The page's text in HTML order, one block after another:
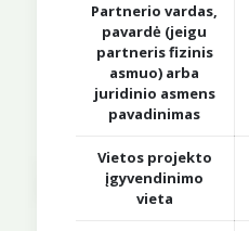
Partnerio vardas,
pavardė (jeigu
partneris fizinis
asmuo) arba
juridinio asmens
pavadinimas
Vietos projekto
įgyvendinimo
vieta